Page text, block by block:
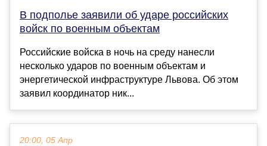
В подполье заявили об ударе российских
войск по военным объектам
Российские войска в ночь на среду нанесли
несколько ударов по военным объектам и
энергетической инфраструктуре Львова. Об этом
заявил координатор ник...
20:00, 05 Апр